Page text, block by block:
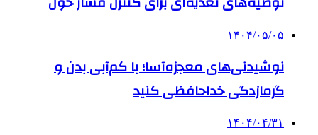
۱۴۰۴/۰۵/۰۵
نوشیدنی‌های معجزه‌آسا؛ با کم‌آبی بدن و
گرمازدگی خداحافظی کنید
۱۴۰۴/۰۴/۳۱